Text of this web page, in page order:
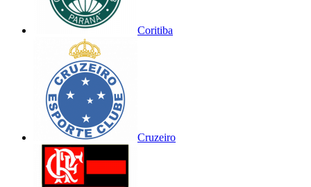
Coritiba
Cruzeiro